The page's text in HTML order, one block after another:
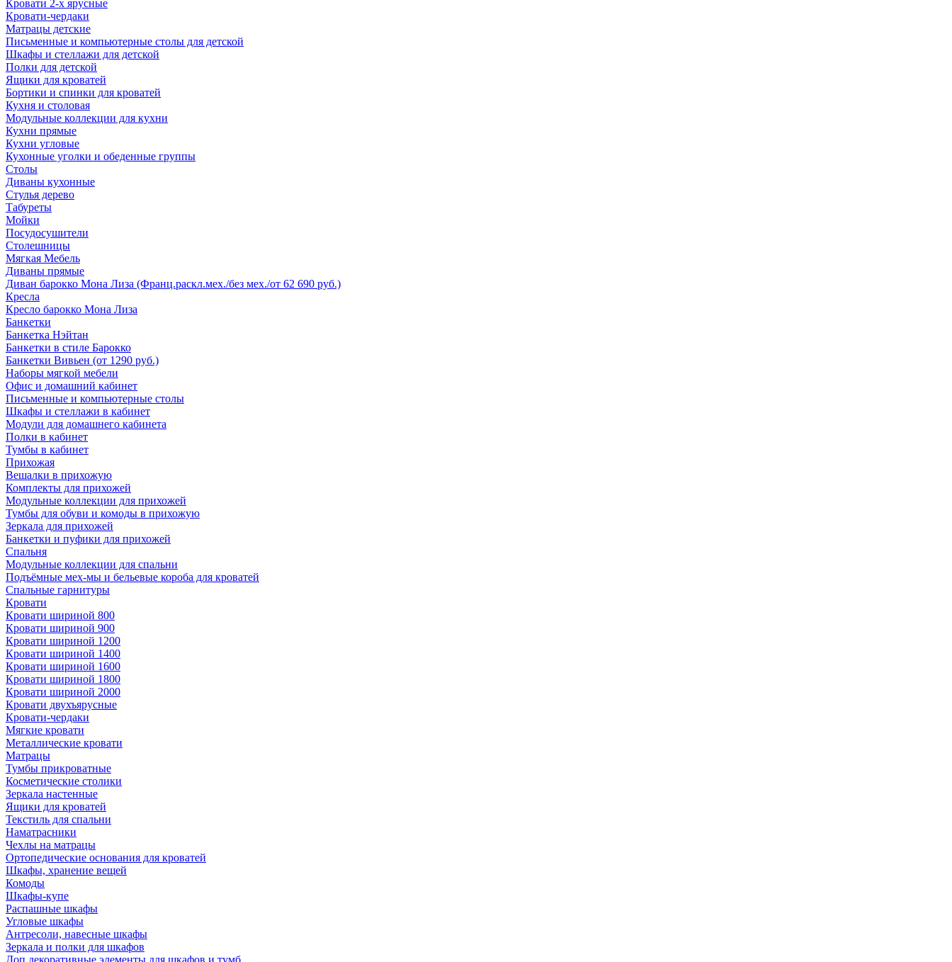
Кровати 2-х ярусные
Кровати-чердаки
Матрацы детские
Письменные и компьютерные столы для детской
Шкафы и стеллажи для детской
Полки для детской
Ящики для кроватей
Бортики и спинки для кроватей
Кухня и столовая
Модульные коллекции для кухни
Кухни прямые
Кухни угловые
Кухонные уголки и обеденные группы
Столы
Диваны кухонные
Стулья дерево
Табуреты
Мойки
Посудосушители
Столешницы
Мягкая Мебель
Диваны прямые
Диван барокко Мона Лиза (Франц.раскл.мех./без мех./от 62 690 руб.)
Кресла
Кресло барокко Мона Лиза
Банкетки
Банкетка Нэйтан
Банкетки в стиле Барокко
Банкетки Вивьен (от 1290 руб.)
Наборы мягкой мебели
Офис и домашний кабинет
Письменные и компьютерные столы
Шкафы и стеллажи в кабинет
Модули для домашнего кабинета
Полки в кабинет
Тумбы в кабинет
Прихожая
Вешалки в прихожую
Комплекты для прихожей
Модульные коллекции для прихожей
Тумбы для обуви и комоды в прихожую
Зеркала для прихожей
Банкетки и пуфики для прихожей
Спальня
Модульные коллекции для спальни
Подъёмные мех-мы и бельевые короба для кроватей
Спальные гарнитуры
Кровати
Кровати шириной 800
Кровати шириной 900
Кровати шириной 1200
Кровати шириной 1400
Кровати шириной 1600
Кровати шириной 1800
Кровати шириной 2000
Кровати двухъярусные
Кровати-чердаки
Мягкие кровати
Металлические кровати
Матрацы
Тумбы прикроватные
Косметические столики
Зеркала настенные
Ящики для кроватей
Текстиль для спальни
Наматрасники
Чехлы на матрацы
Ортопедические основания для кроватей
Шкафы, хранение вещей
Комоды
Шкафы-купе
Распашные шкафы
Угловые шкафы
Антресоли, навесные шкафы
Зеркала и полки для шкафов
Доп.декоративные элементы для шкафов и тумб